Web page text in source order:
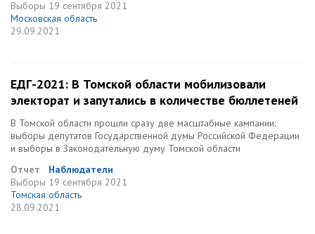
Выборы 19 сентября 2021
Московская область
29.09.2021
ЕДГ-2021: В Томской области мобилизовали
электорат и запутались в количестве бюллетеней
В Томской области прошли сразу две масштабные кампании:
выборы депутатов Государственной думы Российской Федерации
и выборы в Законодательную думу Томской области
Отчет
Наблюдатели
Выборы 19 сентября 2021
Томская область
28.09.2021